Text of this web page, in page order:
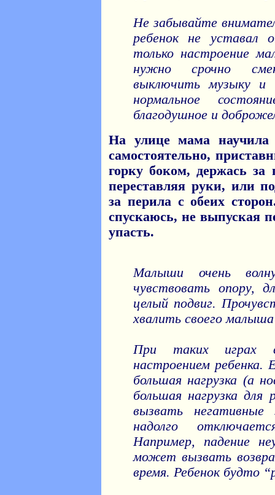
Не забывайте
ребенок не
только настроение
нужно срочно
выключить музыку
нормальное
благодушное и
На улице мама
самостоятельно,
горку боком, держась
переставляя руки, или
за перила с обеих
спускаюсь, не выпуская
упасть.
Малыши очень
чувствовать опору,
целый подвиг.
хвалить своего
При таких играх
настроением ребенка.
большая нагрузка (а
большая нагрузка
вызвать
надолго
Например, падение
может вызвать
время. Ребенок будто